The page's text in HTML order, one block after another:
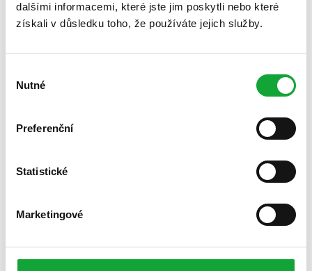
dalšími informacemi, které jste jim poskytli nebo které
získali v důsledku toho, že používáte jejich služby.
souhlasu
Nutné
Preferenční
Statistické
Marketingové